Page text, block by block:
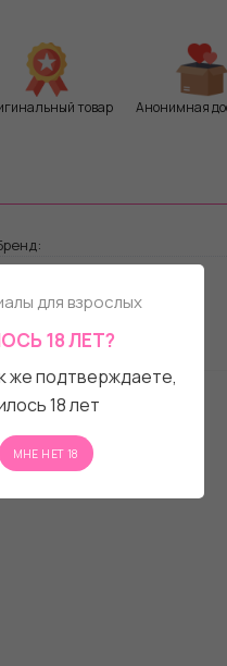
товар Анонимная
для взрослых
18 ЛЕТ?
же подтверждаете,
18 лет
МНЕ НЕТ 18